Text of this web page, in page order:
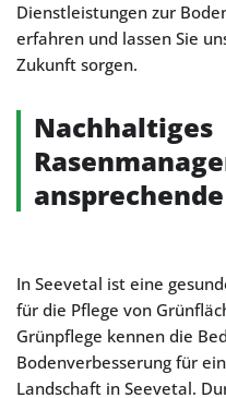
Dienstleistungen zur
erfahren und lassen Sie
Zukunft sorgen.
Nachhaltiges
In Seevetal ist eine
für die Pflege von
Grünpflege kennen die
Bodenverbesserung für
Landschaft in Seevetal.